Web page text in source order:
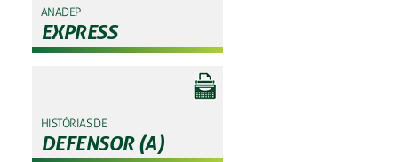
ANADEP
EXPRESS
HISTÓRIAS DE
DEFENSOR (A)